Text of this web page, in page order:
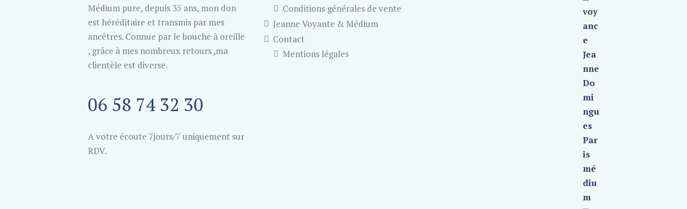
Médium pure, depuis 35 ans, mon don
est héréditaire et transmis par mes
ancêtres. Connue par le bouche à oreille
, grâce à mes nombreux retours ,ma
clientèle est diverse.
06 58 74 32 30
A votre écoute 7jours/7 uniquement sur
RDV.
Conditions générales de vente
Jeanne Voyante & Médium
Contact
Mentions légales